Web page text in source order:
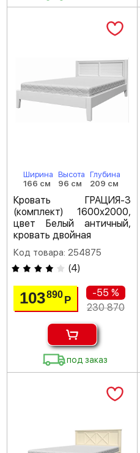
Ширина
166 см
Высота
96 см
Глубина
209 см
Кровать ГРАЦИЯ-3
(комплект) 1600х2000,
цвет Белый античный,
кровать двойная
Код товара: 254875
(4)
103890Р
-55 %
230 870
под заказ